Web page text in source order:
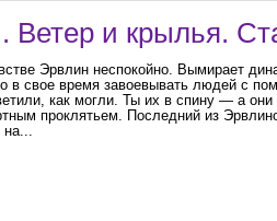
Ветер и крылья.
Эрвлин неспокойно. Вымирает
в свое время завоевывать людей с
как могли. Ты их в спину — а они
проклятьем. Последний из
на...